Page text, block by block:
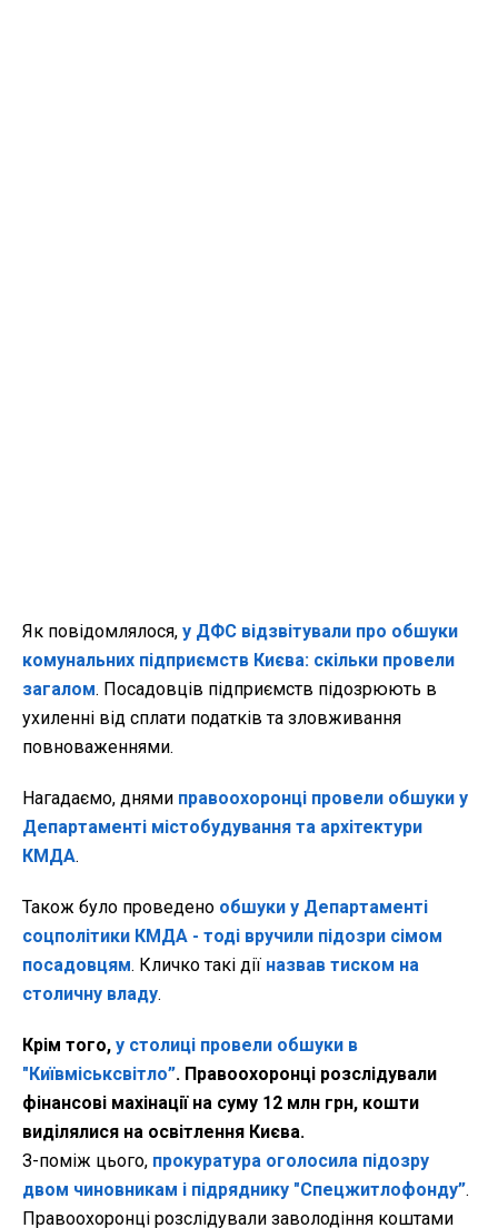
Як повідомлялося, у ДФС відзвітували про обшуки
комунальних підприємств Києва: скільки провели
загалом. Посадовців підприємств підозрюють в
ухиленні від сплати податків та зловживання
повноваженнями.
Нагадаємо, днями правоохоронці провели обшуки у
Департаменті містобудування та архітектури
КМДА.
Також було проведено обшуки у Департаменті
соцполітики КМДА - тоді вручили підозри сімом
посадовцям. Кличко такі дії назвав тиском на
столичну владу.
Крім того, у столиці провели обшуки в
"Київміськсвітло”. Правоохоронці розслідували
фінансові махінації на суму 12 млн грн, кошти
виділялися на освітлення Києва.
З-поміж цього, прокуратура оголосила підозру
двом чиновникам і підряднику "Спецжитлофонду”.
Правоохоронці розслідували заволодіння коштами